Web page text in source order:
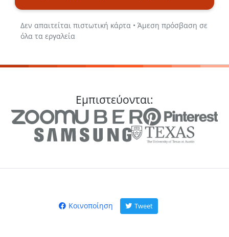
Δεν απαιτείται πιστωτική κάρτα • Άμεση πρόσβαση σε
όλα τα εργαλεία
Εμπιστεύονται:
Κοινοποίηση Tweet